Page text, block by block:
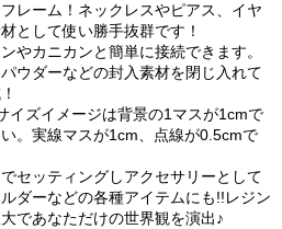
レーム！ネックレスやピアス、イヤ
として使い勝手抜群です！
やカニカンと簡単に接続できます。
ウダーなどの封入素材を閉じ入れて
イズイメージは背景の1マスが1cmで
。実線マスが1cm、点線が0.5cmで
セッティングしアクセサリーとして
ダーなどの各種アイテムにも!!レジン
であなただけの世界観を演出♪